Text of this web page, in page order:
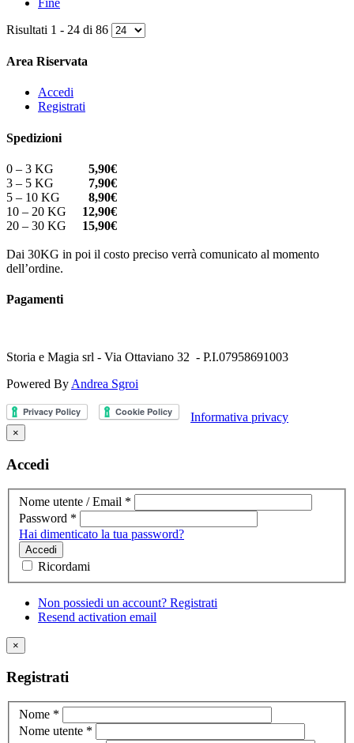
Risultati 1 - 24 di 86
Area Riservata
Accedi
Registrati
Spedizioni
0 – 3 KG 5,90€
3 – 5 KG 7,90€
5 – 10 KG 8,90€
10 – 20 KG 12,90€
20 – 30 KG 15,90€
Dai 30KG in poi il costo preciso verrà comunicato al momento
dell’ordine.
Pagamenti
Storia e Magia srl - Via Ottaviano 32 - P.I.07958691003
Powered ByAndrea Sgroi
Informativa privacy
×
Accedi
Nome utente / Email *
Password *
Hai dimenticato la tua password?
Accedi
Ricordami
Non possiedi un account? Registrati
Resend activation email
×
Registrati
Nome *
Nome utente *